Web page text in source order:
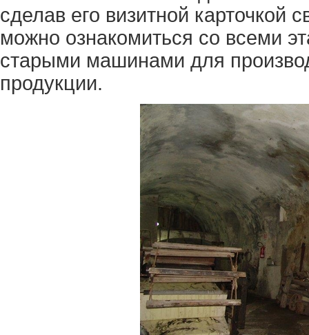
сделав его визитной карточкой
можно ознакомиться со всеми
старыми машинами для
продукции.